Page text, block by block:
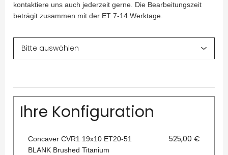
kontaktiere uns auch jederzeit gerne. Die Bearbeitungszeit
beträgit zusammen mit der ET 7-14 Werktage.
Ihre Konfiguration
Concaver CVR1 19x10 ET20-51
BLANK Brushed Titanium
525,00 €